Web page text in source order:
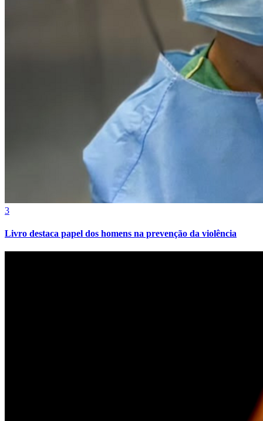
Fortaleza
3
Livro destaca papel dos homens na prevenção da violência